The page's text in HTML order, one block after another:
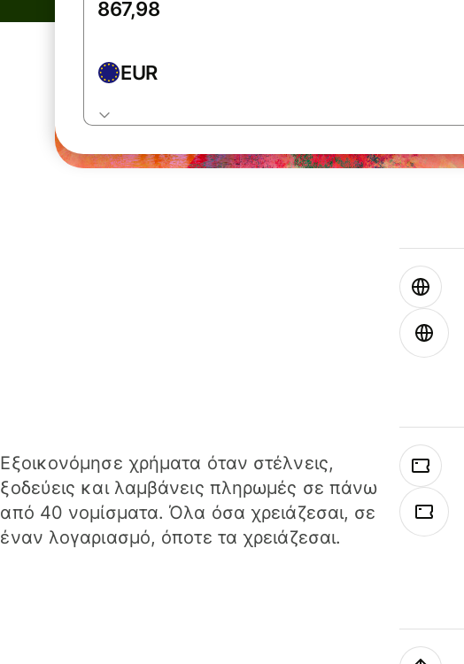
EUR
Εξοικονόμησε χρήματα όταν στέλνεις,
ξοδεύεις και λαμβάνεις πληρωμές σε πάνω
από 40 νομίσματα. Όλα όσα χρειάζεσαι, σε
έναν λογαριασμό, όποτε τα χρειάζεσαι.